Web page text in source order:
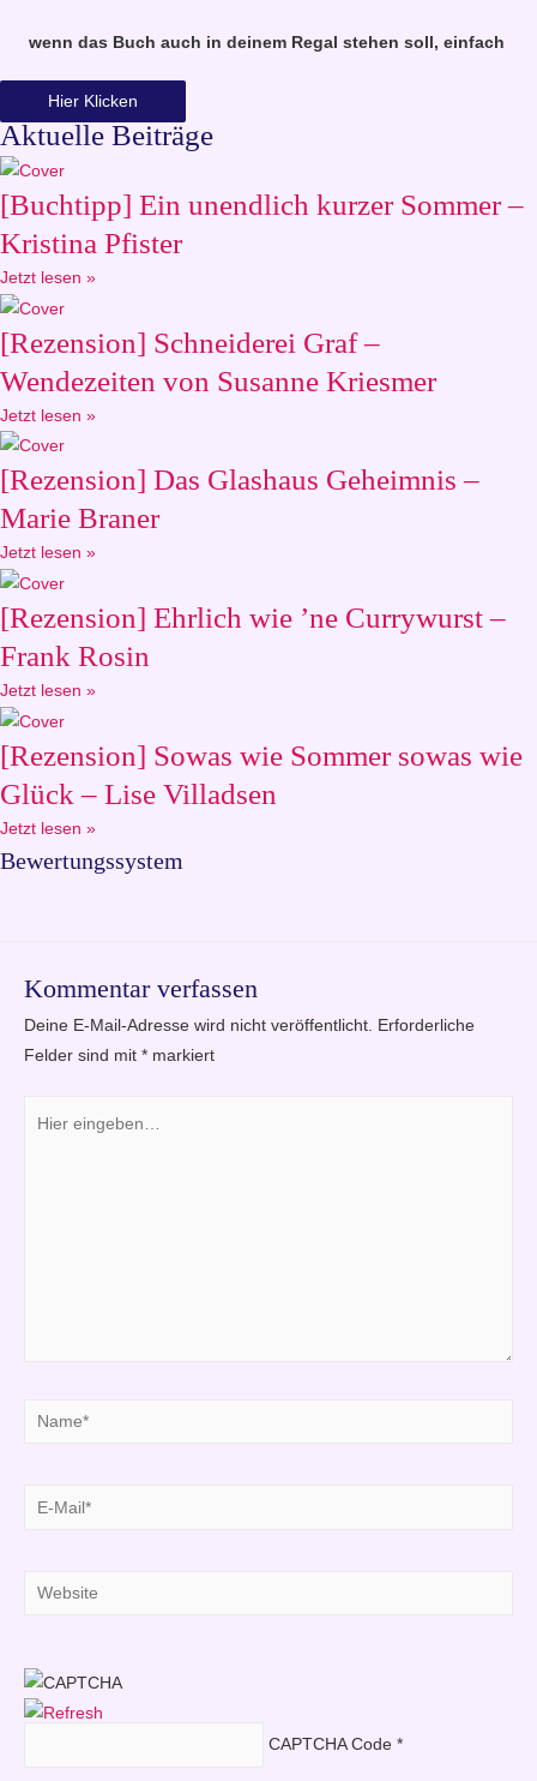
wenn das Buch auch in deinem Regal stehen soll, einfach
Hier Klicken
Aktuelle Beiträge
[Buchtipp] Ein unendlich kurzer Sommer –
Kristina Pfister
Jetzt lesen »
[Rezension] Schneiderei Graf –
Wendezeiten von Susanne Kriesmer
Jetzt lesen »
[Rezension] Das Glashaus Geheimnis –
Marie Braner
Jetzt lesen »
[Rezension] Ehrlich wie ’ne Currywurst –
Frank Rosin
Jetzt lesen »
[Rezension] Sowas wie Sommer sowas wie
Glück – Lise Villadsen
Jetzt lesen »
Bewertungssystem
Kommentar verfassen
Deine E-Mail-Adresse wird nicht veröffentlicht. Erforderliche
Felder sind mit * markiert
Name*
E-
Website
CAPTCHA Code*